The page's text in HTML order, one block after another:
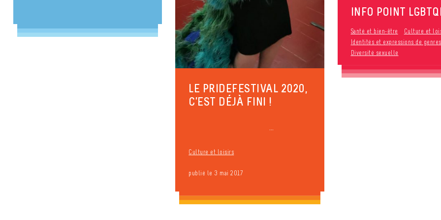
LE PRIDEFESTIVAL 2020,
C’EST DÉJÀ FINI !
...
Culture et loisirs
publié le 3 mai 2017
INFO POINT
Santé et bien-être
Culture et
Identités et expressions de genres
Diversité sexuelle